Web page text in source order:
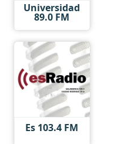
Universidad
89.0 FM
Es 103.4 FM